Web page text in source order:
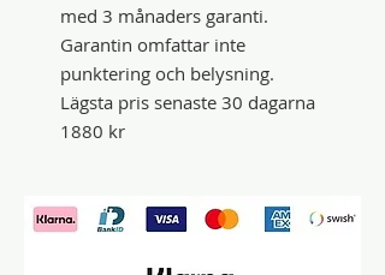
med 3 månaders garanti.
Garantin omfattar inte
punktering och belysning.
Lägsta pris senaste 30 dagarna
1880 kr